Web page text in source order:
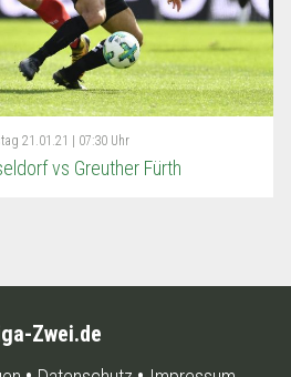
21.01.21 | 07:30 Uhr
vs Greuther Fürth
Zwei.de